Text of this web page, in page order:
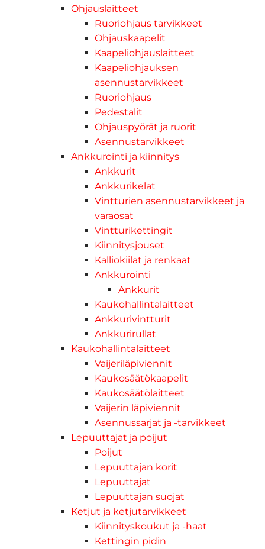
Ohjauslaitteet
Ruoriohjaus tarvikkeet
Ohjauskaapelit
Kaapeliohjauslaitteet
Kaapeliohjauksen
asennustarvikkeet
Ruoriohjaus
Pedestalit
Ohjauspyörät ja ruorit
Asennustarvikkeet
Ankkurointi ja kiinnitys
Ankkurit
Ankkurikelat
Vintturien asennustarvikkeet ja
varaosat
Vintturikettingit
Kiinnitysjouset
Kalliokiilat ja renkaat
Ankkurointi
Ankkurit
Kaukohallintalaitteet
Ankkurivintturit
Ankkurirullat
Kaukohallintalaitteet
Vaijeriläpiviennit
Kaukosäätökaapelit
Kaukosäätölaitteet
Vaijerin läpiviennit
Asennussarjat ja -tarvikkeet
Lepuuttajat ja poijut
Poijut
Lepuuttajan korit
Lepuuttajat
Lepuuttajan suojat
Ketjut ja ketjutarvikkeet
Kiinnityskoukut ja -haat
Kettingin pidin